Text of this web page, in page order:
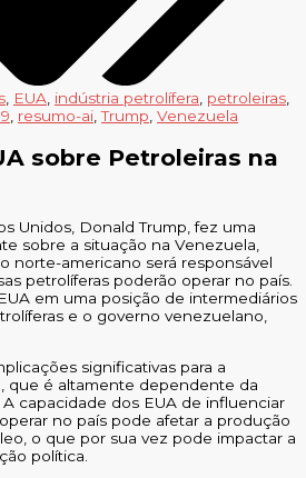
, EUA, indústria petrolífera, petroleiras,
, resumo-ai,Trump, Venezuela
sobre Petroleiras na
Unidos, Donald Trump, fez uma
sobre a situação na Venezuela,
norte-americano será responsável
petrolíferas poderão operar no país.
em uma posição de intermediários
e o governo venezuelano,
significativas para a
que é altamente dependente da
capacidade dos EUA de influenciar
no país pode afetar a produção
o que por sua vez pode impactar a
política.